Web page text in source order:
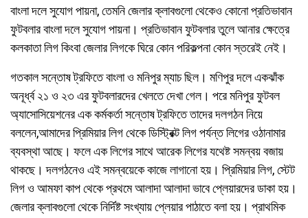
বাংলা দলে সুযোগ পায়না, তেমনি জেলার ক্লাবগুলো থেকেও কোনো প্রতিভাবান
ফুটবলার বাংলা দলে সুযোগ পায়না। প্রতিভাবান ফুটবলার তুলে আনার ক্ষেত্রে
কলকাতা লিগ কিংবা জেলার লিগকে ঘিরে কোন পরিকল্পনা কোন স্তরেই নেই।
গতকাল সন্তোষ ট্রফিতে বাংলা ও মনিপুর ম্যাচ ছিল। মণিপুর দলে একঝাঁক
অনূর্ধ্ব ২১ ও ২৩ এর ফুটবলারদের খেলতে দেখা গেল। পরে মনিপুর ফুটবল
অ্যাসোসিয়েশনের এক কর্মকর্তা সন্তোষ ট্রফিতে তাদের দলগঠন নিয়ে
বললেন,আমাদের প্রিমিয়ার লিগ থেকে ডিস্ট্রিক্ট লিগ পর্যন্ত লিগের ওঠানামার
ব্যবস্থা আছে। ফলে এক লিগের সাথে আরেক লিগের যথেষ্ট সমন্বয় বজায়
থাকছে। দলগঠনেও এই সমন্বয়েকে কাজে লাগানো হয়। প্রিমিয়ার লিগ, স্টেট
লিগ ও আমফা কাপ থেকে প্রথমে আলাদা আলাদা ভাবে প্লেয়ারদের ডাকা হয়।
জেলার ক্লাবগুলো থেকে নির্দিষ্ট সংখ্যায় প্লেয়ার পাঠাতে বলা হয়। প্রাথমিক